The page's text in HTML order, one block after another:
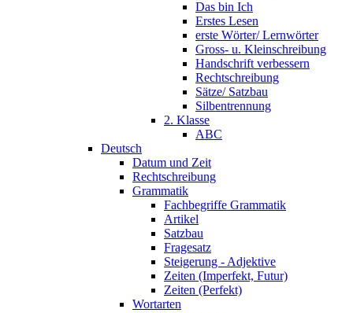
Das bin Ich
Erstes Lesen
erste Wörter/ Lernwörter
Gross- u. Kleinschreibung
Handschrift verbessern
Rechtschreibung
Sätze/ Satzbau
Silbentrennung
2. Klasse
ABC
Deutsch
Datum und Zeit
Rechtschreibung
Grammatik
Fachbegriffe Grammatik
Artikel
Satzbau
Fragesatz
Steigerung - Adjektive
Zeiten (Imperfekt, Futur)
Zeiten (Perfekt)
Wortarten